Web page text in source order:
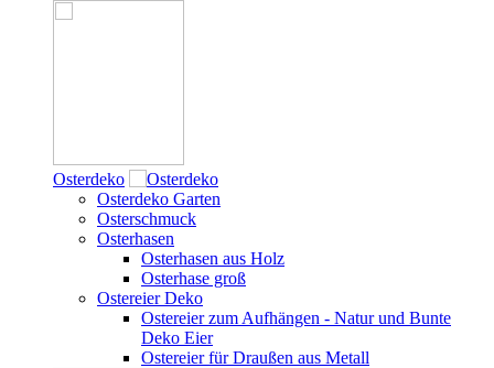
Osterdeko
Osterdeko Garten
Osterschmuck
Osterhasen
Osterhasen aus Holz
Osterhase groß
Ostereier Deko
Ostereier zum Aufhängen - Natur und Bunte
Deko Eier
Ostereier für Draußen aus Metall